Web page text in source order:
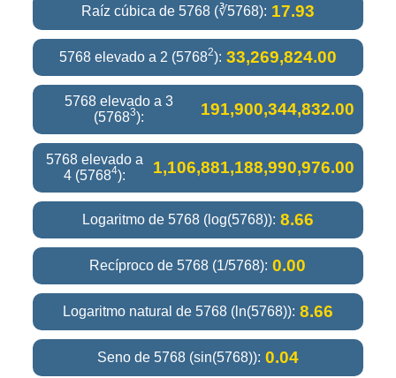
Raíz cúbica de 5768 (∛5768): 17.93
5768 elevado a 2 (57682): 33,269,824.00
5768 elevado a 3
(57683): 191,900,344,832.00
5768 elevado a
4 (57684): 1,106,881,188,990,976.00
Logaritmo de 5768 (log(5768)): 8.66
Recíproco de 5768 (1/5768): 0.00
Logaritmo natural de 5768 (ln(5768)): 8.66
Seno de 5768 (sin(5768)): 0.04